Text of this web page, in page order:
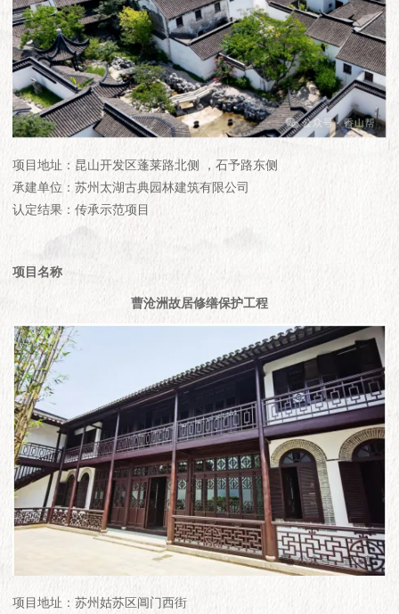
项目地址：昆山开发区蓬莱路北侧 ，石予路东侧
承建单位：苏州太湖古典园林建筑有限公司
认定结果：传承示范项目
项目名称
曹沧洲故居修缮保护工程
项目地址：苏州姑苏区阊门西街